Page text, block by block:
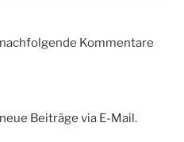
Kommentare
Beiträge via E-Mail.